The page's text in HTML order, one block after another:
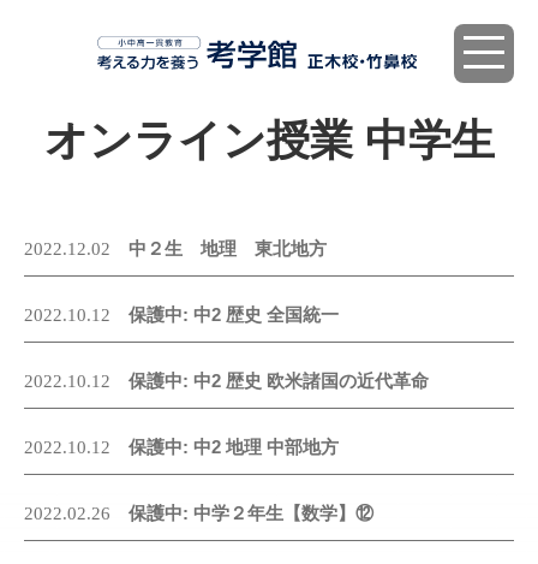
toggle
オンライン授業 中学生
2022.12.02 中２生 地理 東北地方
2022.10.12 保護中: 中2 歴史 全国統一
2022.10.12 保護中: 中2 歴史 欧米諸国の近代革命
2022.10.12 保護中: 中2 地理 中部地方
2022.02.26 保護中: 中学２年生【数学】⑫